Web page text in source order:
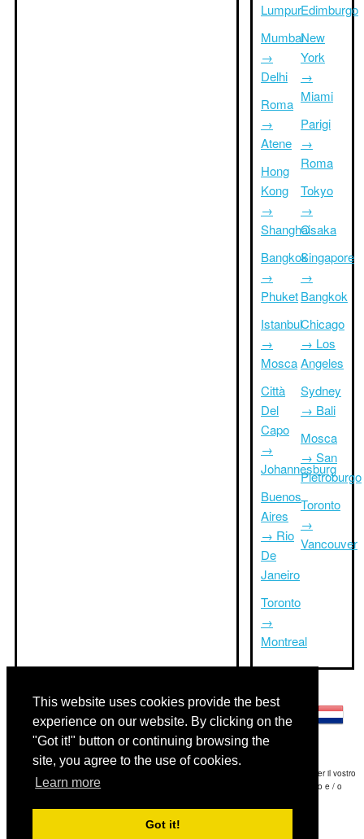
This website uses cookies provide the best
experience on our website. By clicking on the
"Got it!" button or continuing browsing the
site, you agree to the use of cookies.
Learn more
Got it!
Lumpur
Mumbai
→
Delhi
Roma
→
Atene
Hong
Kong
→
Shanghai
Bangkok
→
Phuket
Istanbul
→
Mosca
Città
Del
Capo
→
Johannesburg
Buenos
Aires
→ Rio
De
Janeiro
Toronto
→
Montreal
Edimburgo
New
York
→
Miami
Parigi
→
Roma
Tokyo
→
Osaka
Singapore
→
Bangkok
Chicago
→ Los
Angeles
Sydney
→ Bali
Mosca
→ San
Pietroburgo
Toronto
→
Vancouver
Disclaimer: Le informazioni visualizzate su questo sito è la nostra migliore stima e per il vostro
riferimento soltanto.Triptimeto.com non è responsabile di eventuali ritardi viaggio e / o